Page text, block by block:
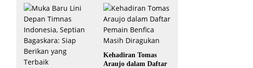
Kehadiran Tomas
Araujo dalam Daftar